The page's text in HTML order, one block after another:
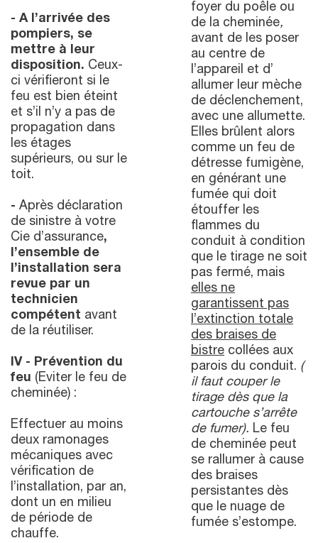
- A l’arrivée des
pompiers, se
mettre à leur
disposition. Ceux-
ci vérifieront si le
feu est bien éteint
et s’il n’y a pas de
propagation dans
les étages
supérieurs, ou sur le
toit.
- Après déclaration
de sinistre à votre
Cie d’assurance,
l’ensemble de
l’installation sera
revue par un
technicien
compétent avant
de la réutiliser.
IV - Prévention du
feu (Eviter le feu de
cheminée) :
Effectuer au moins
deux ramonages
mécaniques avec
vérification de
l’installation, par an,
dont un en milieu
de période de
chauffe.
foyer du poêle ou
de la cheminée,
avant de les poser
au centre de
l’appareil et d’
allumer leur mèche
de déclenchement,
avec une allumette.
Elles brûlent alors
comme un feu de
détresse fumigène,
en générant une
fumée qui doit
étouffer les
flammes du
conduit à condition
que le tirage ne soit
pas fermé, mais
elles ne
garantissent pas
l’extinction totale
des braises de
bistre collées aux
parois du conduit. (
il faut couper le
tirage dès que la
cartouche s’arrête
de fumer). Le feu
de cheminée peut
se rallumer à cause
des braises
persistantes dès
que le nuage de
fumée s’estompe.